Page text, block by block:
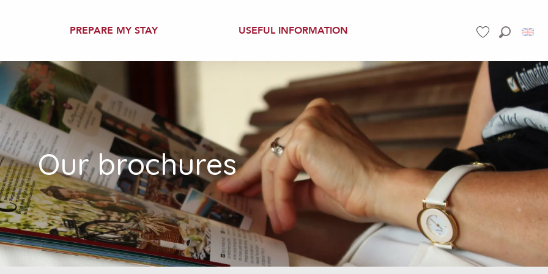
PREPARE MY STAY USEFUL INFORMATION
Our brochures